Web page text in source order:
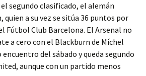
segundo clasificado, el alemán
quien a su vez se sitúa 36 puntos por
Fútbol Club Barcelona. El Arsenal no
a cero con el Blackburn de Míchel
del sábado y queda segundo
aunque con un partido menos